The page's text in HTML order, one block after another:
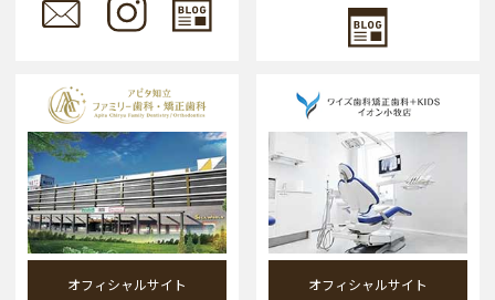
オフィシャルサイト オフィシャルサイト